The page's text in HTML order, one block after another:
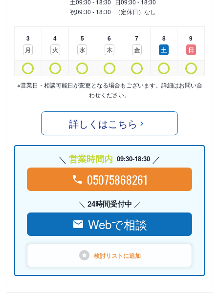
土09:30 - 18:30 日09:30 - 18:30
祝09:30 - 18:30 （定休日）なし
3
月
4
火
5
水
6
木
7
金
8
土
9
日
※営業日・相談可能日が変更となる場合もございます。詳細はお問い合
わせください。
詳しくはこちら
営業時間内 09:30-18:30
05075868261
24時間受付中
Webで相談
検討リストに追加